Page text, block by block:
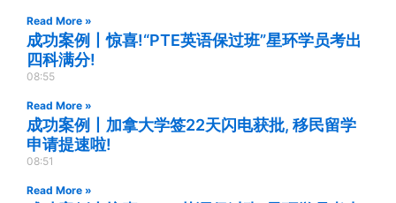
Read More »
成功案例丨惊喜!“PTE英语保过班”星环学员考出
四科满分!
08:55
Read More »
成功案例丨加拿大学签22天闪电获批, 移民留学
申请提速啦!
08:51
Read More »